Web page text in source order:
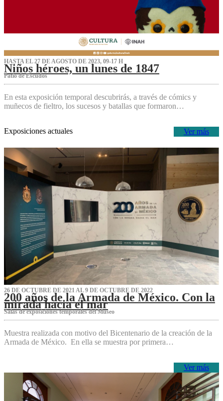
HASTA EL 27 DE AGOSTO DE 2023, 09-17 H
Niños héroes, un lunes de 1847
Patio de Escudos
En esta exposición temporal descubrirás, a través de cómics y
muñecos de fieltro, los sucesos y batallas que formaron…
Ver más
Exposiciones actuales
26 DE OCTUBRE DE 2021 AL 9 DE OCTUBRE DE 2022
200 años de la Armada de México. Con la
mirada hacia el mar
Salas de exposiciones temporales del Museo‌
Muestra realizada con motivo del Bicentenario de la creación de la
Armada de México. En ella se muestra por primera…
Ver más